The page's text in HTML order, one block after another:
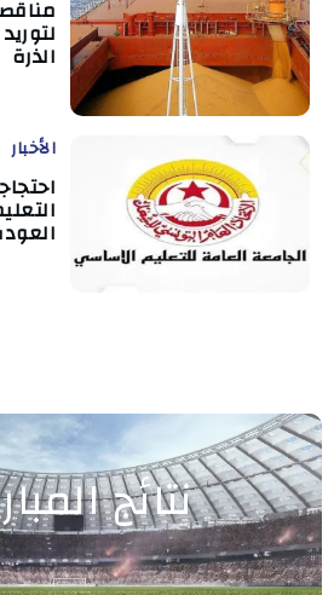
الذرة
الأخبار
نتائج